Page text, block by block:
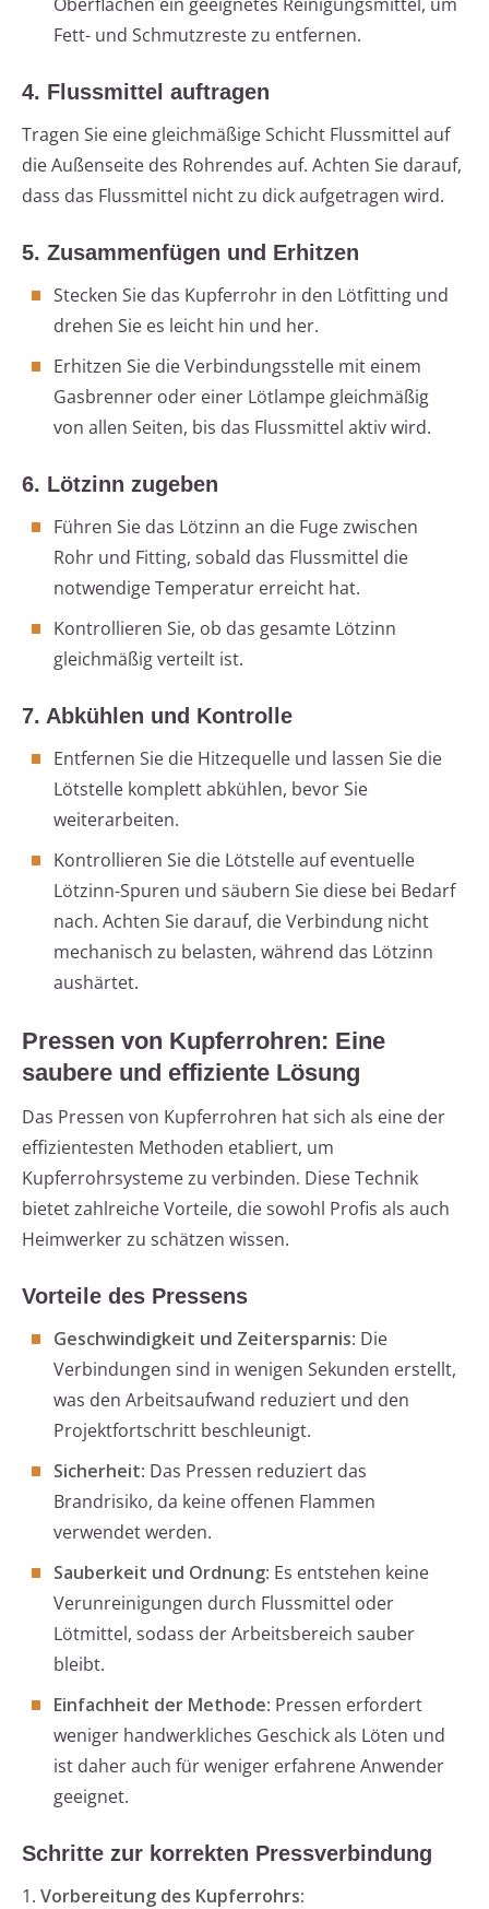
Fett- und Schmutzreste zu entfernen.
4. Flussmittel auftragen
Tragen Sie eine gleichmäßige Schicht Flussmittel auf
die Außenseite des Rohrendes auf. Achten Sie darauf,
dass das Flussmittel nicht zu dick aufgetragen wird.
5. Zusammenfügen und Erhitzen
Stecken Sie das Kupferrohr in den Lötfitting und
drehen Sie es leicht hin und her.
Erhitzen Sie die Verbindungsstelle mit einem
Gasbrenner oder einer Lötlampe gleichmäßig
von allen Seiten, bis das Flussmittel aktiv wird.
6. Lötzinn zugeben
Führen Sie das Lötzinn an die Fuge zwischen
Rohr und Fitting, sobald das Flussmittel die
notwendige Temperatur erreicht hat.
Kontrollieren Sie, ob das gesamte Lötzinn
gleichmäßig verteilt ist.
7. Abkühlen und Kontrolle
Entfernen Sie die Hitzequelle und lassen Sie die
Lötstelle komplett abkühlen, bevor Sie
weiterarbeiten.
Kontrollieren Sie die Lötstelle auf eventuelle
Lötzinn-Spuren und säubern Sie diese bei Bedarf
nach. Achten Sie darauf, die Verbindung nicht
mechanisch zu belasten, während das Lötzinn
aushärtet.
Pressen von Kupferrohren: Eine
saubere und effiziente Lösung
Das Pressen von Kupferrohren hat sich als eine der
effizientesten Methoden etabliert, um
Kupferrohrsysteme zu verbinden. Diese Technik
bietet zahlreiche Vorteile, die sowohl Profis als auch
Heimwerker zu schätzen wissen.
Vorteile des Pressens
Geschwindigkeit und Zeitersparnis: Die
Verbindungen sind in wenigen Sekunden erstellt,
was den Arbeitsaufwand reduziert und den
Projektfortschritt beschleunigt.
Sicherheit: Das Pressen reduziert das
Brandrisiko, da keine offenen Flammen
verwendet werden.
Sauberkeit und Ordnung: Es entstehen keine
Verunreinigungen durch Flussmittel oder
Lötmittel, sodass der Arbeitsbereich sauber
bleibt.
Einfachheit der Methode: Pressen erfordert
weniger handwerkliches Geschick als Löten und
ist daher auch für weniger erfahrene Anwender
geeignet.
Schritte zur korrekten Pressverbindung
1. Vorbereitung des Kupferrohrs: